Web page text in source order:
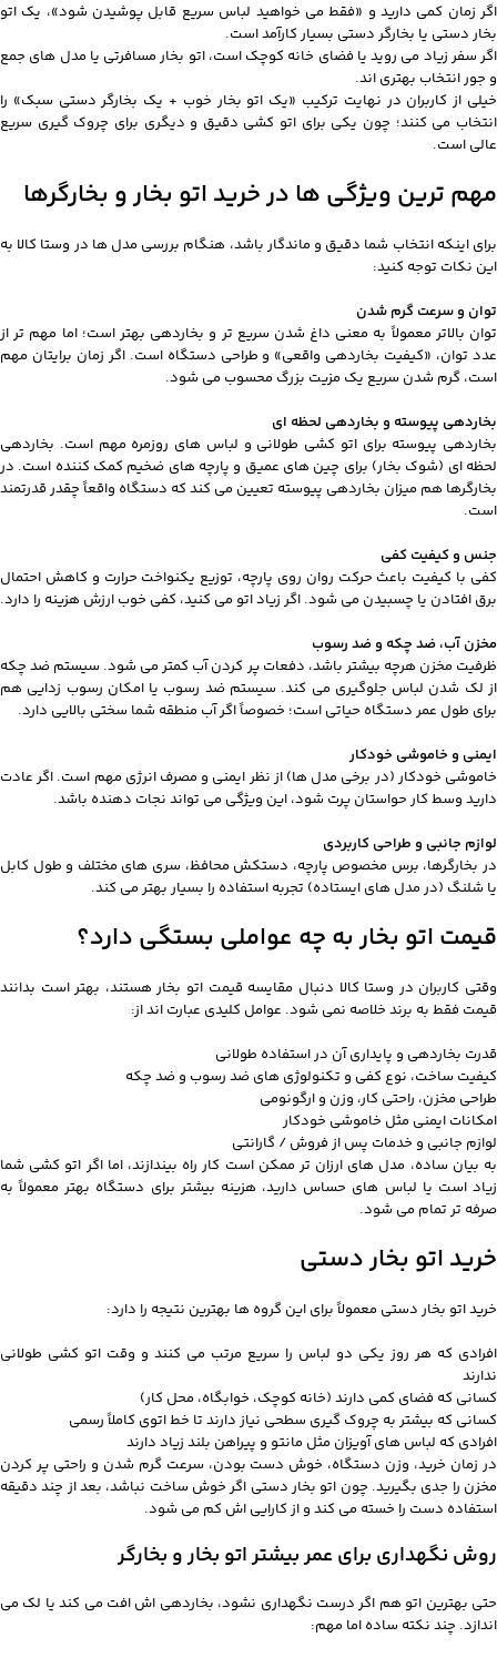
اگر زمان کمی دارید و «فقط می خواهید لباس سریع قابل پوشیدن شود»، یک اتو
بخار دستی یا بخارگر دستی بسیار کارآمد است.
اگر سفر زیاد می روید یا فضای خانه کوچک است، اتو بخار مسافرتی یا مدل های جمع
و جور انتخاب بهتری اند.
خیلی از کاربران در نهایت ترکیب «یک اتو بخار خوب + یک بخارگر دستی سبک» را
انتخاب می کنند؛ چون یکی برای اتو کشی دقیق و دیگری برای چروک گیری سریع
عالی است.
مهم ترین ویژگی ها در خرید اتو بخار و بخارگرها
برای اینکه انتخاب شما دقیق و ماندگار باشد، هنگام بررسی مدل ها در وستا کالا به
این نکات توجه کنید:
توان و سرعت گرم شدن
توان بالاتر معمولاً به معنی داغ شدن سریع تر و بخاردهی بهتر است؛ اما مهم تر از
عدد توان، «کیفیت بخاردهی واقعی» و طراحی دستگاه است. اگر زمان برایتان مهم
است، گرم شدن سریع یک مزیت بزرگ محسوب می شود.
بخاردهی پیوسته و بخاردهی لحظه ای
بخاردهی پیوسته برای اتو کشی طولانی و لباس های روزمره مهم است. بخاردهی
لحظه ای (شوک بخار) برای چین های عمیق و پارچه های ضخیم کمک کننده است. در
بخارگرها هم میزان بخاردهی پیوسته تعیین می کند که دستگاه واقعاً چقدر قدرتمند
است.
جنس و کیفیت کفی
کفی با کیفیت باعث حرکت روان روی پارچه، توزیع یکنواخت حرارت و کاهش احتمال
برق افتادن یا چسبیدن می شود. اگر زیاد اتو می کنید، کفی خوب ارزش هزینه را دارد.
مخزن آب، ضد چکه و ضد رسوب
ظرفیت مخزن هرچه بیشتر باشد، دفعات پر کردن آب کمتر می شود. سیستم ضد چکه
از لک شدن لباس جلوگیری می کند. سیستم ضد رسوب یا امکان رسوب زدایی هم
برای طول عمر دستگاه حیاتی است؛ خصوصاً اگر آب منطقه شما سختی بالایی دارد.
ایمنی و خاموشی خودکار
خاموشی خودکار (در برخی مدل ها) از نظر ایمنی و مصرف انرژی مهم است. اگر عادت
دارید وسط کار حواستان پرت شود، این ویژگی می تواند نجات دهنده باشد.
لوازم جانبی و طراحی کاربردی
در بخارگرها، برس مخصوص پارچه، دستکش محافظ، سری های مختلف و طول کابل
یا شلنگ (در مدل های ایستاده) تجربه استفاده را بسیار بهتر می کند.
قیمت اتو بخار به چه عواملی بستگی دارد؟
وقتی کاربران در وستا کالا دنبال مقایسه قیمت اتو بخار هستند، بهتر است بدانند
قیمت فقط به برند خلاصه نمی شود. عوامل کلیدی عبارت اند از:
قدرت بخاردهی و پایداری آن در استفاده طولانی
کیفیت ساخت، نوع کفی و تکنولوژی های ضد رسوب و ضد چکه
طراحی مخزن، راحتی کار، وزن و ارگونومی
امکانات ایمنی مثل خاموشی خودکار
لوازم جانبی و خدمات پس از فروش / گارانتی
به بیان ساده، مدل های ارزان تر ممکن است کار راه بیندازند، اما اگر اتو کشی شما
زیاد است یا لباس های حساس دارید، هزینه بیشتر برای دستگاه بهتر معمولاً به
صرفه تر تمام می شود.
خرید اتو بخار دستی
خرید اتو بخار دستی معمولاً برای این گروه ها بهترین نتیجه را دارد:
افرادی که هر روز یکی دو لباس را سریع مرتب می کنند و وقت اتو کشی طولانی
ندارند
کسانی که فضای کمی دارند (خانه کوچک، خوابگاه، محل کار)
کسانی که بیشتر به چروک گیری سطحی نیاز دارند تا خط اتوی کاملاً رسمی
افرادی که لباس های آویزان مثل مانتو و پیراهن بلند زیاد دارند
در زمان خرید، وزن دستگاه، خوش دست بودن، سرعت گرم شدن و راحتی پر کردن
مخزن را جدی بگیرید. چون اتو بخار دستی اگر خوش ساخت نباشد، بعد از چند دقیقه
استفاده دست را خسته می کند و از کارایی اش کم می شود.
روش نگهداری برای عمر بیشتر اتو بخار و بخارگر
حتی بهترین اتو هم اگر درست نگهداری نشود، بخاردهی اش افت می کند یا لک می
اندازد. چند نکته ساده اما مهم: